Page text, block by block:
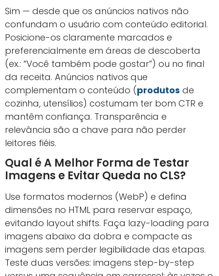
Sim — desde que os anúncios nativos não
confundam o usuário com conteúdo editorial.
Posicione-os claramente marcados e
preferencialmente em áreas de descoberta
(ex.: “Você também pode gostar”) ou no final
da receita. Anúncios nativos que
complementam o conteúdo (produtos de
cozinha, utensílios) costumam ter bom CTR e
mantêm confiança. Transparência e
relevância são a chave para não perder
leitores fiéis.
Qual é A Melhor Forma de Testar
Imagens e Evitar Queda no CLS?
Use formatos modernos (WebP) e defina
dimensões no HTML para reservar espaço,
evitando layout shifts. Faça lazy-loading para
imagens abaixo da dobra e compacte as
imagens sem perder legibilidade das etapas.
Teste duas versões: imagens step-by-step